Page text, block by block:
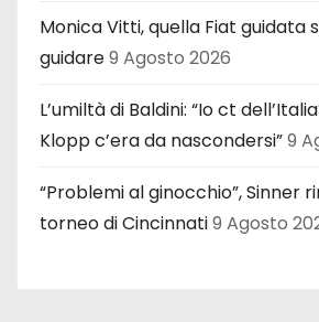
Monica Vitti, quella Fiat guidata
guidare9 Agosto 2026
L’umiltà di Baldini: “Io ct
Klopp c’era da nascondersi”9
“Problemi al ginocchio”, Sinner
torneo di Cincinnati9 Agosto